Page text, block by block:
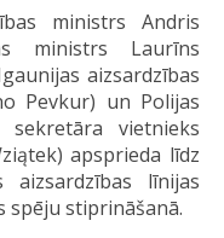
ministrs Andris
ministrs Laurīns
aizsardzības
Pevkur) un Polijas
sekretāra vietnieks
apsprieda līdz
līnijas
spēju stiprināšanā.